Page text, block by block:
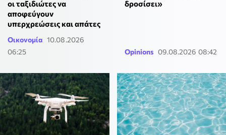
οι ταξιδιώτες να
αποφεύγουν
υπερχρεώσεις και απάτες
Οικονομία 10.08.2026
06:25
δροσίσει»
Opinions 09.08.2026 08:42